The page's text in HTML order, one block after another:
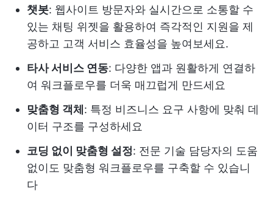
챗봇: 웹사이트 방문자와 실시간으로 소통할 수
있는 채팅 위젯을 활용하여 즉각적인 지원을 제
공하고 고객 서비스 효율성을 높여보세요.
타사 서비스 연동: 다양한 앱과 원활하게 연결하
여 워크플로우를 더욱 매끄럽게 만드세요
맞춤형 객체: 특정 비즈니스 요구 사항에 맞춰 데
이터 구조를 구성하세요
코딩 없이 맞춤형 설정: 전문 기술 담당자의 도움
없이도 맞춤형 워크플로우를 구축할 수 있습니
다